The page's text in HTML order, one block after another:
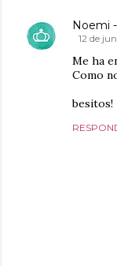
Noemi
12 de
Me ha
Como
besitos!